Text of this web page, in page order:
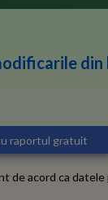
din
de acord ca datele